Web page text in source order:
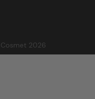
2026